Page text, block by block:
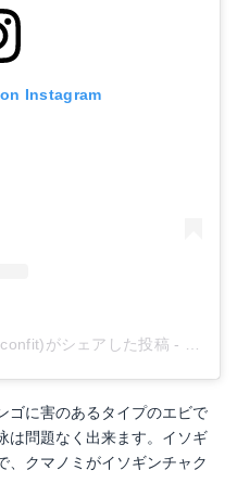
Instagram
がシェアした投稿 - 2018
ゴに害のあるタイプのエビで
は問題なく出来ます。イソギ
、クマノミがイソギンチャク